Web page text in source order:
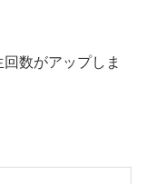
数がアップしま